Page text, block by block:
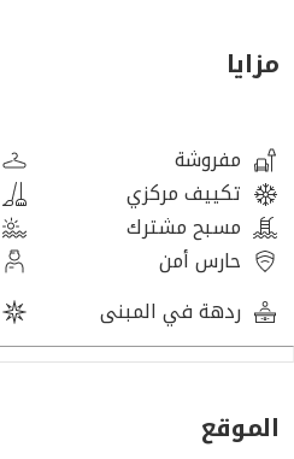
إحساساً بالرحابة والخصوصية.
فرصة مثالية للسكن أو
مزايا
مفروشة
تكييف مركزي
مسبح مشترك
حارس أمن
ردهة في المبنى
الموقع